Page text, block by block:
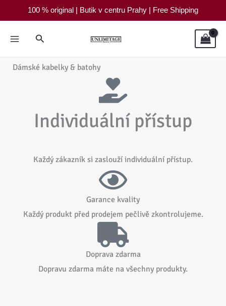
100 % original | Butik v centru Prahy | Free Shipping
Přeskočit
na
obsah
Hledat
Dámské kabelky & batohy
Individuální přístup
Každý zákazník si zaslouží individuální přístup.
Garance kvality
Každý produkt před prodejem pečlivě zkontrolujeme.
Doprava zdarma
Dopravu zdarma máte na všechny produkty.